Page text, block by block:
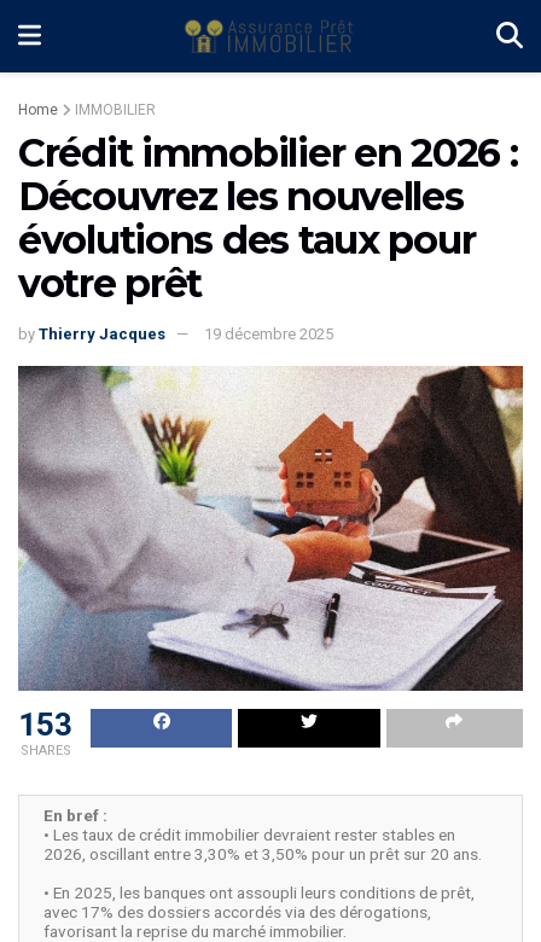
Home IMMOBILIER
Crédit immobilier en 2026 :
Découvrez les nouvelles
évolutions des taux pour
votre prêt
by Thierry Jacques 19 décembre 2025
153
SHARES
En bref :
• Les taux de crédit immobilier devraient rester stables en
2026, oscillant entre 3,30% et 3,50% pour un prêt sur 20 ans.
• En 2025, les banques ont assoupli leurs conditions de prêt,
avec 17% des dossiers accordés via des dérogations,
favorisant la reprise du marché immobilier.